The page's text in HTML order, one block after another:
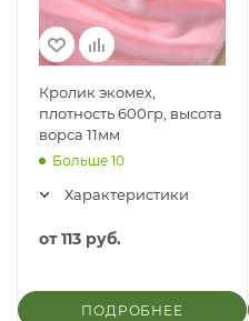
Кролик экомех,
плотность 600гр, высота
ворса 11мм
Больше 10
Характеристики
от113 руб.
ПОДРОБНЕЕ